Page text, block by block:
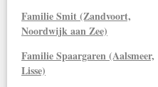
Familie Smit (Zandvoort,
Noordwijk aan Zee)
Familie Spaargaren (Aalsmeer,
Lisse)